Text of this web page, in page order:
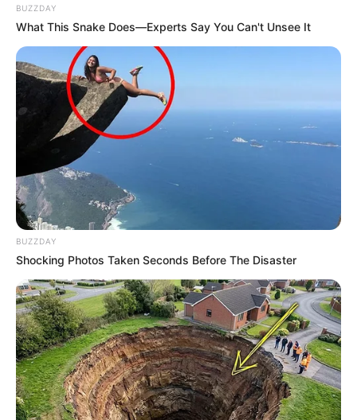
BUZZDAY
What This Snake Does—Experts Say You Can't Unsee It
BUZZDAY
Shocking Photos Taken Seconds Before The Disaster